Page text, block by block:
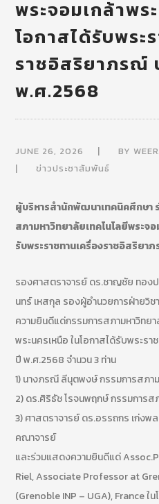
พระจอมเกล้าพร
โอกาสได้รับพระ
ราชอิสริยาภรณ์
พ.ศ.2568
JUNE 26, 2026 BY
ข่าวประชาสัมพันธ์
ผู้บริหารสำนักพัฒนาเทคนิคศึกษา
สภามหาวิทยาลัยเทคโนโลยีพระจอ
รับพระราชทานเครื่องราชอิสริยา
รองศาสตราจารย์ ดร.ชาญชัย ทอง
นทร์ เหสกุล รองผู้อำนวยการฝ่ายวิ
ความยินดีแด่กรรมการสภามหาวิทยา
พระนครเหนือ ในโอกาสได้รับพระร
ปี พ.ศ.2568 จำนวน 3 ท่าน
1) นางภรณี ลีนุตพงษ์ กรรมการสภ
2) ดร.ศิริธัช โรจนพฤกษ์ กรรมการ
3) ศาสตราจารย์ ดร.อรรถกร เก่งพ
คณาจารย์
และร่วมแสดงความยินดีแด่
Riel, Associate Professor at
(Grenoble INP – UGA), France